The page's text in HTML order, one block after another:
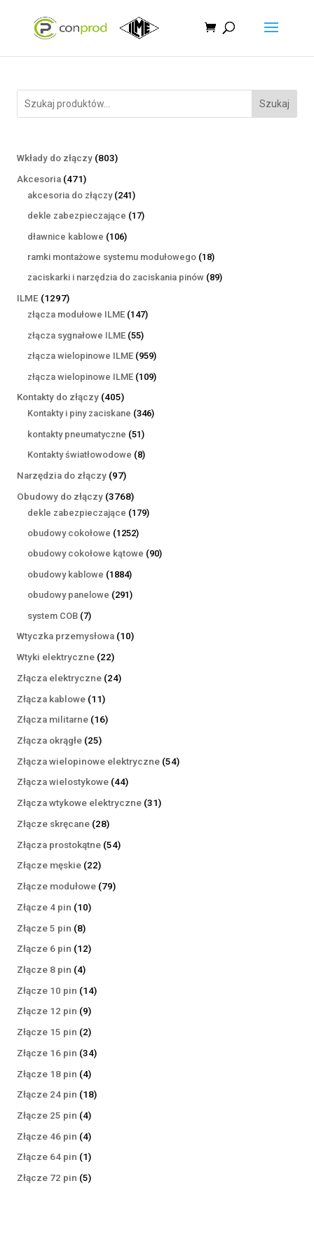
Szukaj
Wkłady do złączy 803803
Akcesoria 471471
produktów
akcesoria do złączy 241241
produktów
dekle zabezpieczające 1717
dławnice kablowe 106106
produktów
ramki montażowe systemu modułowego 1818
produktów
zaciskarki i narzędzia do zaciskania pinów 8989
ILME 12971297
produktów
złącza modułowe ILME 147147
złącza sygnałowe ILME 5555
produktów
złącza wielopinowe ILME 959959
produktów
złącza wielopinowe ILME 109109
Kontakty do złączy 405405
produktów
Kontakty i piny zaciskane 346346
kontakty pneumatyczne 5151
produktów
Kontakty światłowodowe 88
Narzędzia do złączy 9797
produktów
Obudowy do złączy 37683768
produktów
dekle zabezpieczające 179179
obudowy cokołowe 12521252
produkty
obudowy cokołowe kątowe 9090
obudowy kablowe 18841884
produkty
obudowy panelowe 291291
system COB 77
produktów
Wtyczka przemysłowa 1010
Wtyki elektryczne 2222
produkty
Złącza elektryczne 2424
Złącza kablowe 1111
produktów
Złącza militarne 1616
Złącza okrągłe 2525
produktów
Złącza wielopinowe elektryczne 5454
Złącza wielostykowe 4444
produkty
Złącza wtykowe elektryczne 3131
Złącze skręcane 2828
produktów
Złącza prostokątne 5454
Złącze męskie 2222
produkty
Złącze modułowe 7979
Złącze 4 pin 1010
Złącze 5 pin 88
produktów
Złącze 6 pin 1212
Złącze 8 pin 44
produkty
Złącze 10 pin 1414
Złącze 12 pin 99
produktów
Złącze 15 pin 22
produkty
Złącze 16 pin 3434
Złącze 18 pin 44
produkty
Złącze 24 pin 1818
Złącze 25 pin 44
produkty
Złącze 46 pin 44
produkty
Złącze 64 pin 11
produkt
Złącze 72 pin 55